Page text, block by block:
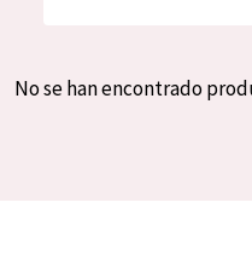
Spanish
No se han encontrado